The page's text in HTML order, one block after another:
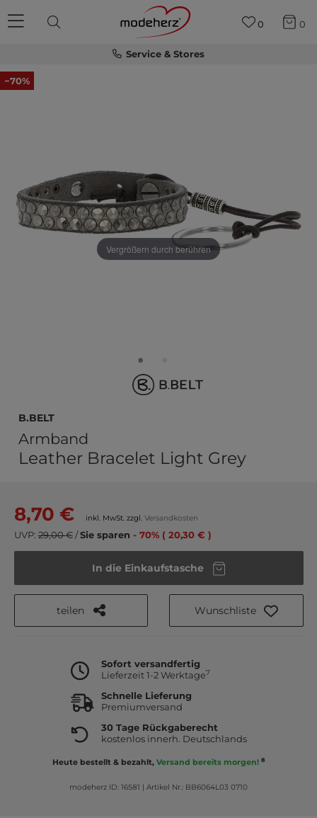
Service & Stores
0 0
−70%
Vergrößern durch berühren
b.belt
Armband
Leather Bracelet Light Grey
8,70 € inkl. MwSt. zzgl. Versandkosten
UVP: 29,00 €/Sie sparen - 70% ( 20,30 € )
In die Einkaufstasche
teilen Wunschliste
Sofort versandfertig
Lieferzeit 1-2 Werktage7
Schnelle Lieferung
Premiumversand
30 Tage Rückgaberecht
kostenlos innerh. Deutschlands
Heute bestellt & bezahlt, Versand bereits morgen! 8
modeherz ID: 16581 | Artikel Nr.: BB6064L03 0710